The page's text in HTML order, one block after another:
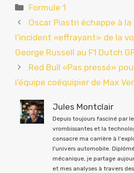
Catégories
Formule 1
Oscar Piastri échappe à
l’incident «effrayant» de la
George Russell au F1 Dutch
Red Bull «Pas pressé»
l’équipe coéquipier de Max
Jules Montclair
Depuis toujours fasciné par
vrombissantes et la
consacre ma carrière à
l'univers automobile.
mécanique, je partage
et mes analyses à travers